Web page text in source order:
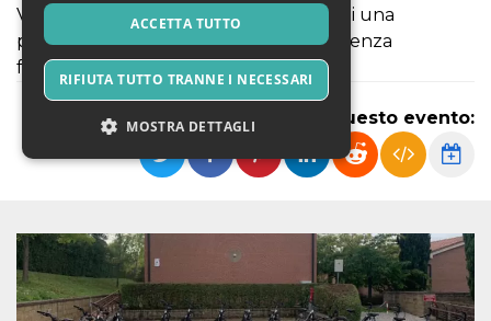
Volterra, città millenaria, in occasione di una
pedalata che unisce lo svago all'esperienza
formativa.
Condividi questo evento:
ACCETTA TUTTO
RIFIUTA TUTTO TRANNE I NECESSARI
MOSTRA DETTAGLI
I cookie strettamente necessari o tecnici sono
indispensabili al funzionamento del sito. I
servizi qui presenti non potranno funzionare
senza.